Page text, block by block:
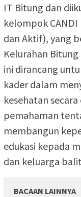
IT Bitung dan
kelompok CANDI
dan Aktif), yang
Kelurahan
ini dirancang
kader dalam
kesehatan
pemahaman
membangun
edukasi kepada
dan keluarga
BACAAN LAINNYA